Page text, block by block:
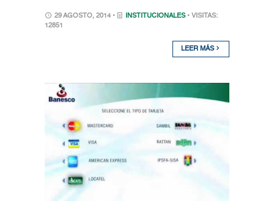
29 AGOSTO, 2014 • INSTITUCIONALES • VISITAS:
12851
LEER MÁS